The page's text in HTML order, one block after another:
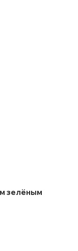
зелёным